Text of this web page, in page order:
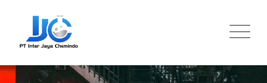
content